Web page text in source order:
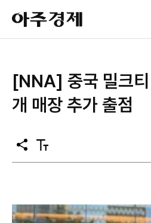
아
주
경
[NNA] 중국 밀크
개 매장 추가 출점
공
유
텍
스